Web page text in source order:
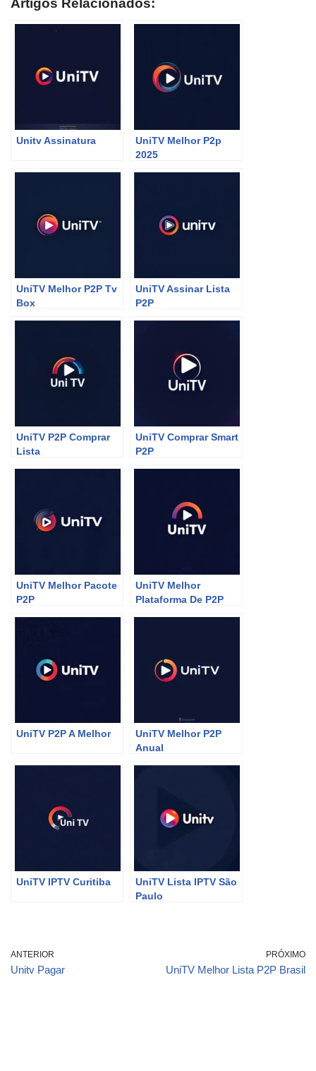
Artigos Relacionados:
Unitv Assinatura
UniTV Melhor P2p
2025
UniTV Melhor P2P Tv
Box
UniTV Assinar Lista
P2P
UniTV P2P Comprar
Lista
UniTV Comprar Smart
P2P
UniTV Melhor Pacote
P2P
UniTV Melhor
Plataforma De P2P
UniTV P2P A Melhor
UniTV Melhor P2P
Anual
UniTV IPTV Curitiba
UniTV Lista IPTV São
Paulo
ANTERIOR
Unitv Pagar
PRÓXIMO
UniTV Melhor Lista P2P Brasil